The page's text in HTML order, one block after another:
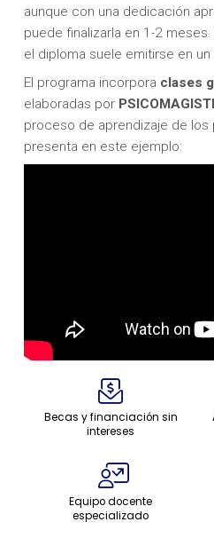
aunque con una dedicación
puede finalizarla en 1-2
el diploma suele emitirse en
El programa incorpora clases
elaboradas por
proceso de aprendizaje de
presenta en este ejemplo:
Becas y financiación sin
intereses
Equipo docente
especializado